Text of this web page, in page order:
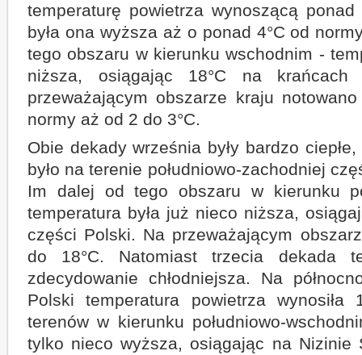
temperaturę powietrza wynoszącą
była ona wyższa aż o ponad 4°C od
tego obszaru w kierunku wschodnim -
niższa, osiągając 18°C na
przeważającym obszarze kraju
normy aż od 2 do 3°C.
Obie dekady września były bardzo
było na terenie południowo-zachodniej
Im dalej od tego obszaru w kierunku
temperatura była już nieco niższa,
części Polski. Na przeważającym
do 18°C. Natomiast trzecia dekada
zdecydowanie chłodniejsza. Na
Polski temperatura powietrza
terenów w kierunku południowo-
tylko nieco wyższa, osiągając na Nizinie